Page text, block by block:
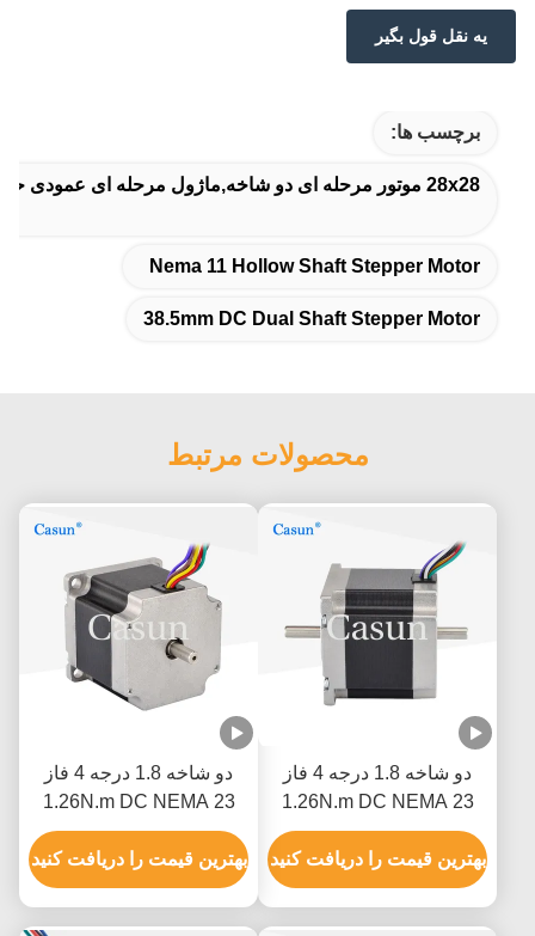
يه نقل قول بگير
برچسب ها:
28x28 موتور مرحله ای دو شاخه,ماژول مرحله ای عمودی حفاری Nema 11,38.5mm DC دو شاخه موتور مرحله ای
Nema 11 Hollow Shaft Stepper Motor
38.5mm DC Dual Shaft Stepper Motor
محصولات مرتبط
دو شاخه 1.8 درجه 4 فاز
1.26N.m DC NEMA 23
هیبرید موتور مرحله ای
CNC ربات
بهترین قیمت را دریافت کنید
دو شاخه 1.8 درجه 4 فاز
1.26N.m DC NEMA 23
هیبرید موتور مرحله ای
CNC ربات
بهترین قیمت را دریافت کنید